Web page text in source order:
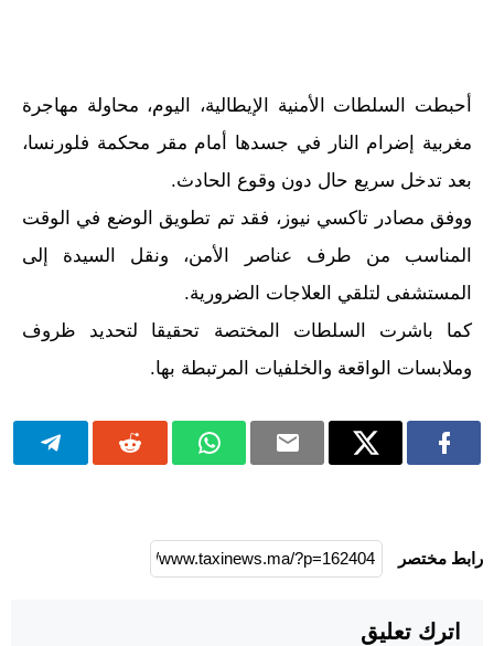
أحبطت السلطات الأمنية الإيطالية، اليوم، محاولة مهاجرة
مغربية إضرام النار في جسدها أمام مقر محكمة فلورنسا،
بعد تدخل سريع حال دون وقوع الحادث.
ووفق مصادر تاكسي نيوز، فقد تم تطويق الوضع في الوقت
المناسب من طرف عناصر الأمن، ونقل السيدة إلى
المستشفى لتلقي العلاجات الضرورية.
كما باشرت السلطات المختصة تحقيقا لتحديد ظروف
وملابسات الواقعة والخلفيات المرتبطة بها.
رابط مختصر
اترك تعليق